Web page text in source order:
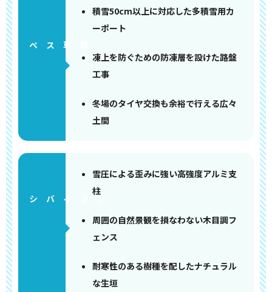
積雪50cm以上に対応した多積雪用カ
ーポート
凍上を防ぐための防凍層を設けた路盤
工事
冬場のタイヤ交換も余裕で行える広々
土間
雪圧による歪みに強い高強度アルミ支
柱
周囲の自然景観を損なわない木目調フ
ェンス
耐寒性のある樹種を配したナチュラル
な生垣